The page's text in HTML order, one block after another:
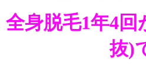
全身脱毛1年4回
抜)